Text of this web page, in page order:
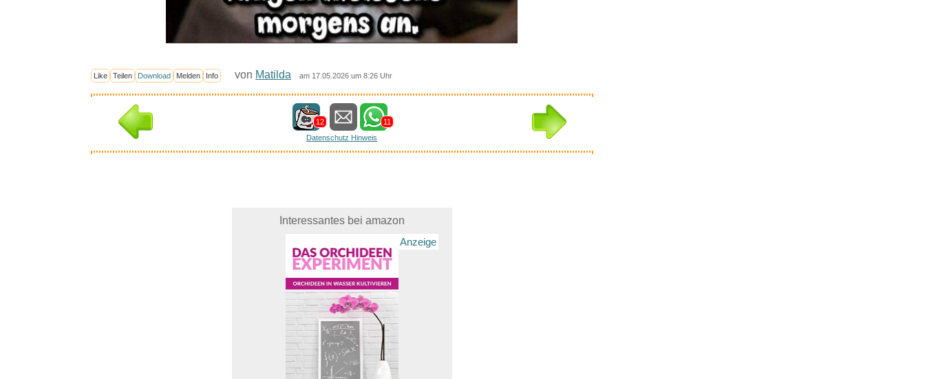
Like Teilen Download Melden Info von Matilda am 17.05.2026 um 8:26 Uhr
12
11
Datenschutz Hinweis
Interessantes bei amazon
Anzeige